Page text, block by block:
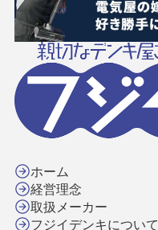
ホーム
経営理念
取扱メーカー
フジイデンキについて